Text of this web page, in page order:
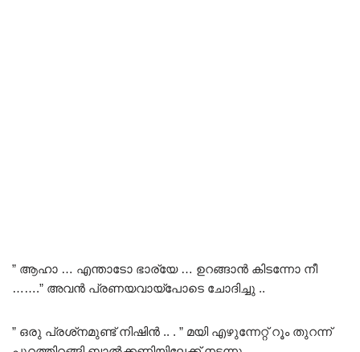
” ആഹാ … എന്താടോ ഭാര്യേ … ഉറങ്ങാൻ കിടന്നോ നീ
…….” അവൻ പ്രണയവായ്പോടെ ചോദിച്ചു ..
” ഒരു പ്രശ്‌നമുണ്ട് നിഷിൻ .. . ” മയി എഴുന്നേറ്റ് റൂം തുറന്ന്